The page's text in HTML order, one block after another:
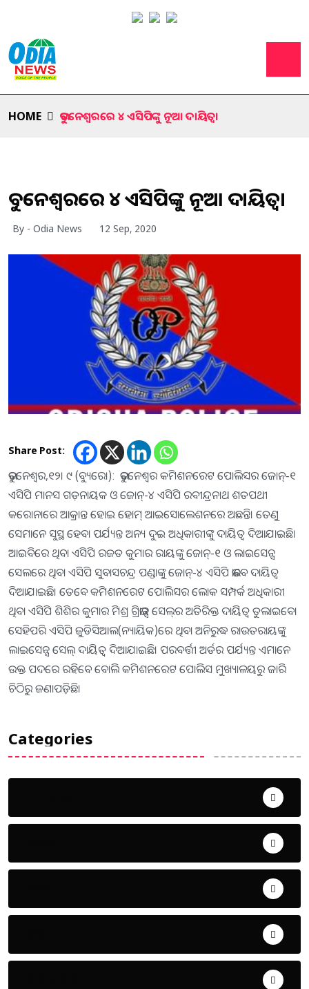
HOME ଭୁବନେଶ୍ୱରରେ ୪ ଏସିପିଙ୍କୁ ନୂଆ ଦାୟିତ୍ୱ।
ଭୁବନେଶ୍ୱରରେ ୪ ଏସିପିଙ୍କୁ ନୂଆ ଦାୟିତ୍ୱ।
By - Odia News 12 Sep, 2020
Share Post:
ଭୁବନେଶ୍ୱର,୧୨। ୯ (ବ୍ୟୁରୋ): ଭୁବନେଶ୍ୱର କମିଶନରେଟ ପୋଲିସର ଜୋନ୍‌-୧
ଏସିପି ମାନସ ଗଡ଼ନାୟକ ଓ ଜୋନ୍‌-୪ ଏସିପି ରବୀନ୍ଦ୍ରନାଥ ଶତପଥୀ
କରୋନାରେ ଆକ୍ରାନ୍ତ ହୋଇ ହୋମ୍‌ ଆଇସୋଲେଶନରେ ଅଛନ୍ତି। ତେଣୁ
ସେମାନେ ସୁସ୍ଥ ହେବା ପର୍ଯ୍ୟନ୍ତ ଅନ୍ୟ ଦୁଇ ଅଧିକାରୀଙ୍କୁ ଦାୟିତ୍ୱ ଦିଆଯାଇଛି।
ଆଇବିରେ ଥିବା ଏସିପି ରଜତ କୁମାର ରାୟଙ୍କୁ ଜୋନ୍‌-୧ ଓ ଲାଇସେନ୍ସ
ସେଲରେ ଥିବା ଏସିପି ସୁବାସଚନ୍ଦ୍ର ପଣ୍ଡାଙ୍କୁ ଜୋନ୍‌-୪ ଏସିପି ଭାବେ ଦାୟିତ୍ୱ
ଦିଆଯାଇଛି। ତେବେ କମିଶନରେଟ ପୋଲିସର ଲୋକ ସମ୍ପର୍କ ଅଧିକାରୀ
ଥିବା ଏସିପି ଶିଶିର କୁମାର ମିଶ୍ର ଗ୍ରିଭାନ୍ସ ସେଲ୍‌ର ଅତିରିକ୍ତ ଦାୟିତ୍ୱ ତୁଲାଇବେ।
ସେହିପରି ଏସିପି ଜୁଡିସିଆଲ(ନ୍ୟାୟିକ)ରେ ଥିବା ଅନିରୁଦ୍ଧ ରାଉତରାୟଙ୍କୁ
ଲାଇସେନ୍ସ ସେଲ୍‌ ଦାୟିତ୍ୱ ଦିଆଯାଇଛି। ପରବର୍ତ୍ତୀ ଅର୍ଡର ପର୍ଯ୍ୟନ୍ତ ଏମାନେ
ଉକ୍ତ ପଦରେ ରହିବେ ବୋଲି କମିଶନରେଟ ପୋଲିସ ମୁଖ୍ୟାଳୟରୁ ଜାରି
ଚିଠିରୁ ଜଣାପଡ଼ିଛି।
Categories